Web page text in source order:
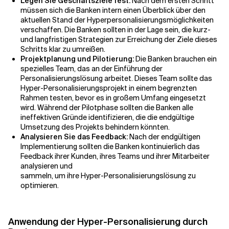
müssen sich die Banken intern einen Überblick über den
aktuellen Stand der Hyperpersonalisierungsmöglichkeiten
verschaffen. Die Banken sollten in der Lage sein, die kurz-
und langfristigen Strategien zur Erreichung der Ziele dieses
Schritts klar zu umreißen.
Projektplanung und Pilotierung:Die Banken brauchen ein
spezielles Team, das an der Einführung der
Personalisierungslösung arbeitet. Dieses Team sollte das
Hyper-Personalisierungsprojekt in einem begrenzten
Rahmen testen, bevor es in großem Umfang eingesetzt
wird. Während der Pilotphase sollten die Banken alle
ineffektiven Gründe identifizieren, die die endgültige
Umsetzung des Projekts behindern könnten.
Analysieren Sie das Feedback:Nach der endgültigen
Implementierung sollten die Banken kontinuierlich das
Feedback ihrer Kunden, ihres Teams und ihrer Mitarbeiter
analysieren und
sammeln, um ihre Hyper-Personalisierungslösung zu
optimieren.
Anwendung der Hyper-Personalisierung durch